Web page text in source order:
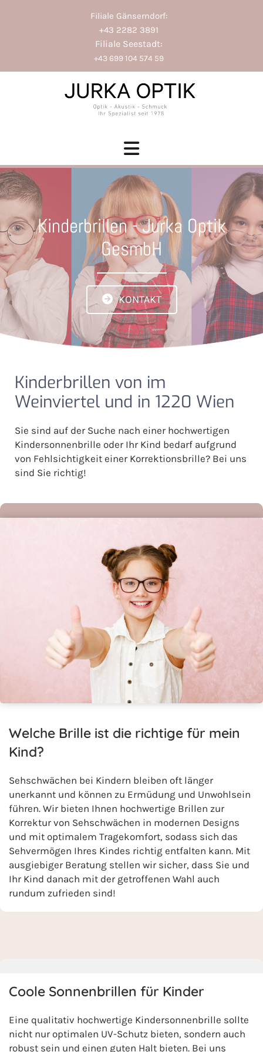
Filiale Gänserndorf:
+43 2282 3891
Filiale Seestadt:
+43 699 104 574 59
Kinderbrillen - Jurka Optik
GesmbH
KONTAKT
Kinderbrillen von im
Weinviertel und in 1220 Wien
Sie sind auf der Suche nach einer hochwertigen
Kindersonnenbrille oder Ihr Kind bedarf aufgrund
von Fehlsichtigkeit einer Korrektionsbrille? Bei uns
sind Sie richtig!
Welche Brille ist die richtige für mein
Kind?
Sehschwächen bei Kindern bleiben oft länger
unerkannt und können zu Ermüdung und Unwohlsein
führen. Wir bieten Ihnen hochwertige Brillen zur
Korrektur von Sehschwächen in modernen Designs
und mit optimalem Tragekomfort, sodass sich das
Sehvermögen Ihres Kindes richtig entfalten kann. Mit
ausgiebiger Beratung stellen wir sicher, dass Sie und
Ihr Kind danach mit der getroffenen Wahl auch
rundum zufrieden sind!
Coole Sonnenbrillen für Kinder
Eine qualitativ hochwertige Kindersonnenbrille sollte
nicht nur optimalen UV-Schutz bieten, sondern auch
robust sein und einen guten Halt bieten. Bei uns